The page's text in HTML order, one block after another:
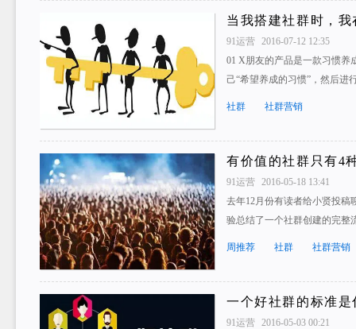
当我搭建社群时，
91运营 2016-07-12 12:35
01 X朋友的产品是一款习惯养
己“希望养成的习惯”，然后进
社群 社群营销
有价值的社群只有4
91运营 2016-05-18 13:41
去年12月份有读者给小贤投稿
验总结了一个社群创建的完
周推荐 社群 社群营销
一个好社群的标准是
91运营 2016-05-03 00:21